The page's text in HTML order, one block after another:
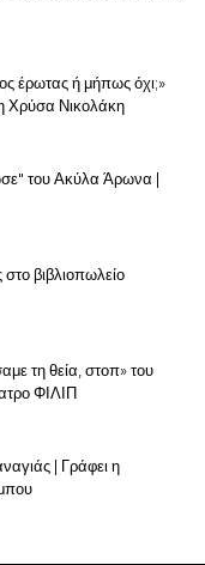
έρωτας ή μήπως όχι;»
Χρύσα Νικολάκη
του Ακύλα Άρωνα |
βιβλιοπωλείο
τη θεία, στοπ» του
ΦΙΛΙΠ
| Γράφει η